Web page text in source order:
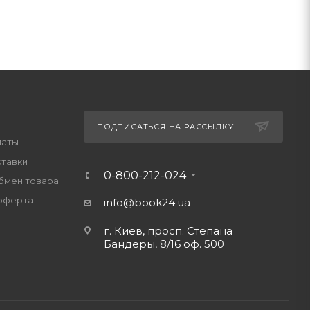
товара
ПОДПИСАТЬСЯ НА РАССЫЛКУ
0-800-212-024
info@book24.ua
г. Киев, просп. Степана
Бандеры, 8/16 оф. 500